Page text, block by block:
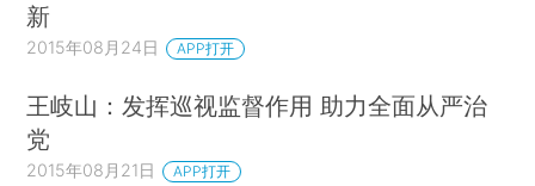
新
2015年08月24日 APP打开
王岐山：发挥巡视监督作用 助力全面从严治
党
2015年08月21日 APP打开